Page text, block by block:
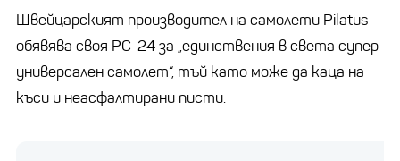
Швейцарският производител на самолети Pilatus
обявява своя PC-24 за „единствения в света супер
универсален самолет“, тъй като може да каца на
къси и неасфалтирани писти.